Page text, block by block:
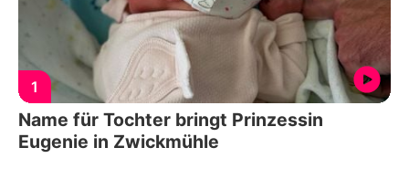
1
Name für Tochter bringt Prinzessin
Eugenie in Zwickmühle